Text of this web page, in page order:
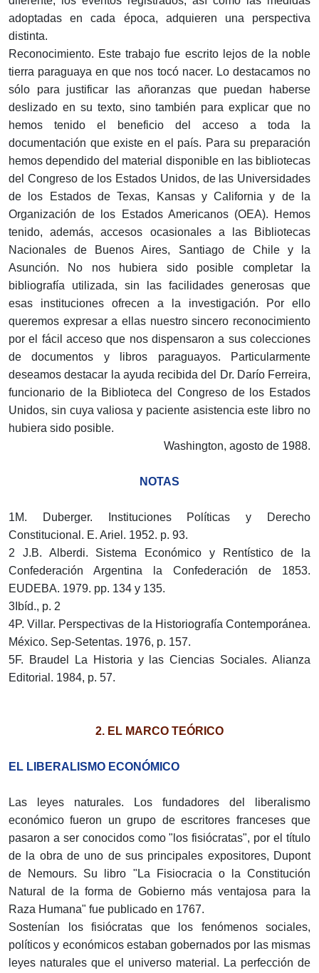
adoptadas en cada época, adquieren una perspectiva
distinta.
Reconocimiento. Este trabajo fue escrito lejos de la noble
tierra paraguaya en que nos tocó nacer. Lo destacamos no
sólo para justificar las añoranzas que puedan haberse
deslizado en su texto, sino también para explicar que no
hemos tenido el beneficio del acceso a toda la
documentación que existe en el país. Para su preparación
hemos dependido del material disponible en las bibliotecas
del Congreso de los Estados Unidos, de las Universidades
de los Estados de Texas, Kansas y California y de la
Organización de los Estados Americanos (OEA). Hemos
tenido, además, accesos ocasionales a las Bibliotecas
Nacionales de Buenos Aires, Santiago de Chile y la
Asunción. No nos hubiera sido posible completar la
bibliografía utilizada, sin las facilidades generosas que
esas instituciones ofrecen a la investigación. Por ello
queremos expresar a ellas nuestro sincero reconocimiento
por el fácil acceso que nos dispensaron a sus colecciones
de documentos y libros paraguayos. Particularmente
deseamos destacar la ayuda recibida del Dr. Darío Ferreira,
funcionario de la Biblioteca del Congreso de los Estados
Unidos, sin cuya valiosa y paciente asistencia este libro no
hubiera sido posible.
Washington, agosto de 1988.
NOTAS
1M. Duberger. Instituciones Políticas y Derecho
Constitucional. E. Ariel. 1952. p. 93.
2 J.B. Alberdi. Sistema Económico y Rentístico de la
Confederación Argentina la Confederación de 1853.
EUDEBA. 1979. pp. 134 y 135.
3Ibíd., p. 2
4P. Villar. Perspectivas de la Historiografía Contemporánea.
México. Sep-Setentas. 1976, p. 157.
5F. Braudel La Historia y las Ciencias Sociales. Alianza
Editorial. 1984, p. 57.
2. EL MARCO TEÓRICO
EL LIBERALISMO ECONÓMICO
Las leyes naturales. Los fundadores del liberalismo
económico fueron un grupo de escritores franceses que
pasaron a ser conocidos como "los fisiócratas", por el título
de la obra de uno de sus principales expositores, Dupont
de Nemours. Su libro "La Fisiocracia o la Constitución
Natural de la forma de Gobierno más ventajosa para la
Raza Humana" fue publicado en 1767.
Sostenían los fisiócratas que los fenómenos sociales,
políticos y económicos estaban gobernados por las mismas
leyes naturales que el universo material. La perfección de